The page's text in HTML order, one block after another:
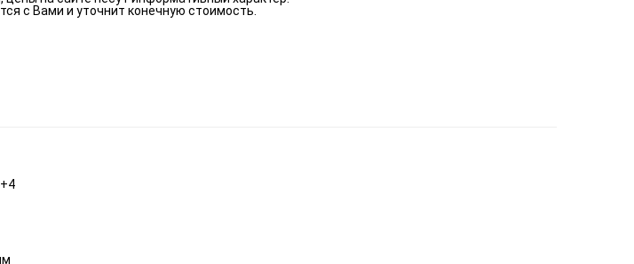
с Вами и уточнит конечную стоимость.